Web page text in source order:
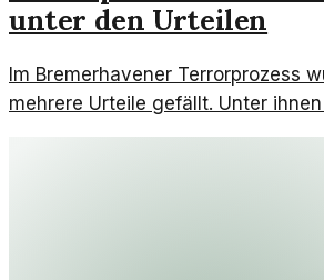
unter den Urteilen
Im Bremerhavener Terrorprozess
mehrere Urteile gefällt. Unter
auch ein Freispruch, der auf